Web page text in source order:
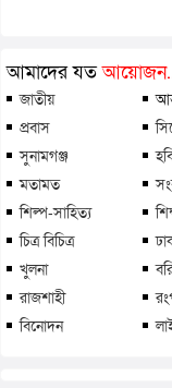
আমাদের যত
জাতীয়
প্রবাস
সুনামগঞ্জ
মতামত
শিল্প-সাহিত্য
চিত্র বিচিত্র
খুলনা
রাজশাহী
বিনোদন